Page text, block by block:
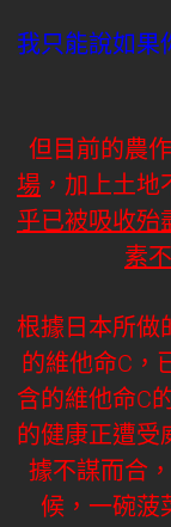
我只能說如果
但目前的農
場 ，加上土地
乎已被吸收殆
素
根據日本所做
的維他命C，
含的維他命C
的健康正遭受
據不謀而合
候，一碗菠